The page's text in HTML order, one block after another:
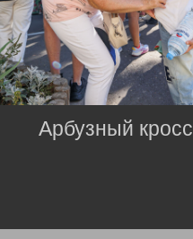
Арбузный кросс